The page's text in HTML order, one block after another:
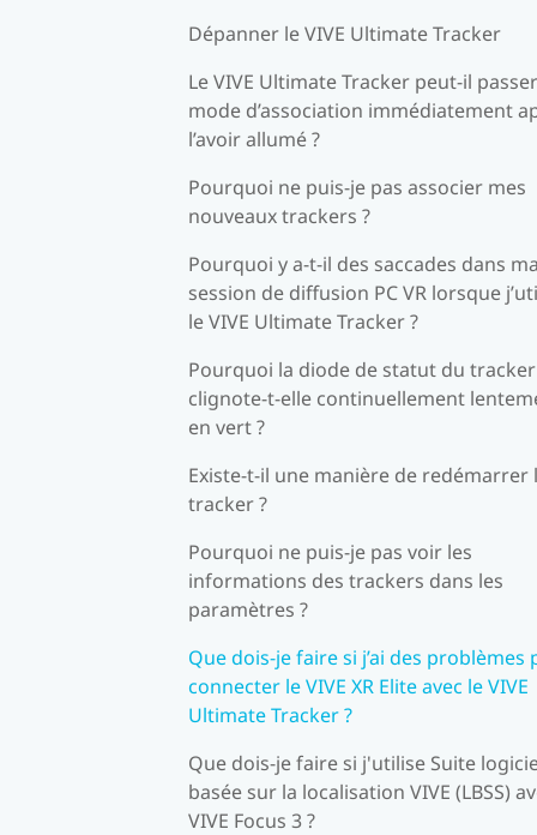
Dépanner le VIVE Ultimate Tracker
Le VIVE Ultimate Tracker peut-il
mode d’association immédiatement
l’avoir allumé ?
Pourquoi ne puis-je pas associer mes
nouveaux trackers ?
Pourquoi y a-t-il des saccades dans
session de diffusion PC VR lorsque
le VIVE Ultimate Tracker ?
Pourquoi la diode de statut du tracker
clignote-t-elle continuellement
en vert ?
Existe-t-il une manière de redémarrer
tracker ?
Pourquoi ne puis-je pas voir les
informations des trackers dans les
paramètres ?
Que dois-je faire si j’ai des problèmes
connecter le VIVE XR Elite avec le VIVE
Ultimate Tracker ?
Que dois-je faire si j'utilise Suite
basée sur la localisation VIVE (LBSS)
VIVE Focus 3 ?